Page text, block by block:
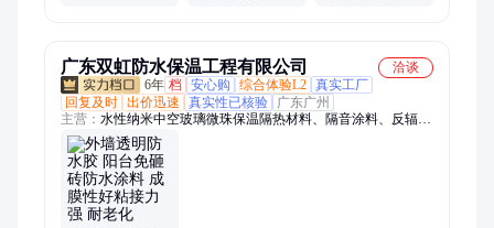
广东双虹防水保温工程有限公司
洽谈
6年 档 安心购 综合体验L2 真实工厂
回复及时 出价迅速 真实性已核验
广东广州
主营： 水性纳米中空玻璃微珠保温隔热材料、隔音涂料、反辐射
隔热涂料、气凝胶、气凝胶保温涂料、2H隔热保温全效凝胶、
保温找平凝胶、无机硅声能凝胶、桥面防水涂料、红橡胶防水涂
料、防水涂料、自粘防水卷材、PVC防水卷材、耐根穿刺防水卷
材、保温凝胶、TPO防水卷材、回填宝、硅烷浸渍剂、硅烷浸渍
膏体、环氧防腐涂料、fyt-1、AMP-100、乙烯基酯防腐涂料、环